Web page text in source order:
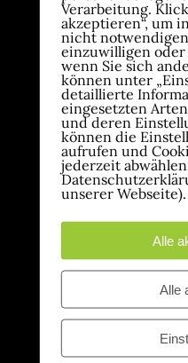
Mit freundlicher
Verarbeitung.
akzeptieren“, um
nicht
einzuwilligen oder
wenn Sie sich
können unter
detaillierte
eingesetzten
und deren
können die
aufrufen und
jederzeit
unserer Webseite).
Alle
Alle